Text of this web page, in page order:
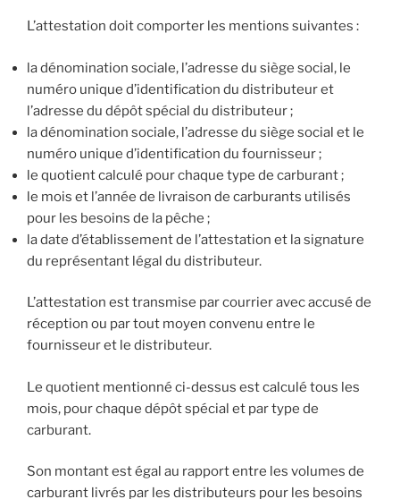
L’attestation doit comporter les mentions suivantes :
la dénomination sociale, l’adresse du siège social, le
numéro unique d’identification du distributeur et
l’adresse du dépôt spécial du distributeur ;
la dénomination sociale, l’adresse du siège social et le
numéro unique d’identification du fournisseur ;
le quotient calculé pour chaque type de carburant ;
le mois et l’année de livraison de carburants utilisés
pour les besoins de la pêche ;
la date d’établissement de l’attestation et la signature
du représentant légal du distributeur.
L’attestation est transmise par courrier avec accusé de
réception ou par tout moyen convenu entre le
fournisseur et le distributeur.
Le quotient mentionné ci-dessus est calculé tous les
mois, pour chaque dépôt spécial et par type de
carburant.
Son montant est égal au rapport entre les volumes de
carburant livrés par les distributeurs pour les besoins